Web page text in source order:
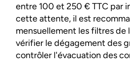
entre 100 et 250 € TTC par
cette attente, il est
mensuellement les filtres de
vérifier le dégagement des
contrôler l'évacuation des